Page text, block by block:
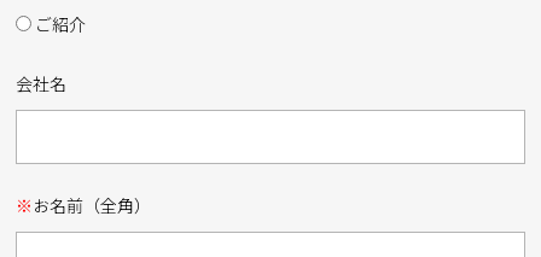
ご紹介
会社名
※ お名前（全角）